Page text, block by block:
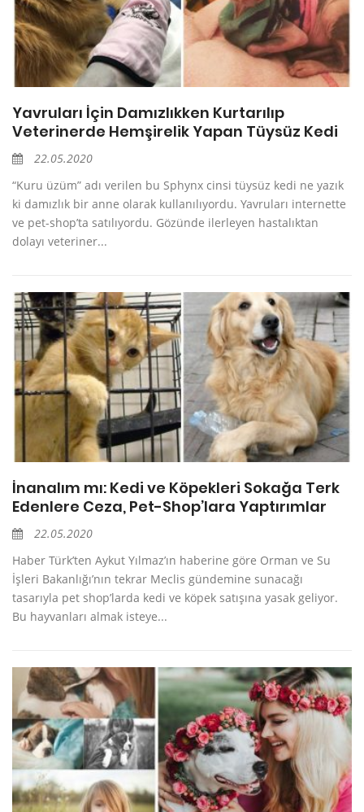
Yavruları İçin Damızlıkken Kurtarılıp
Veterinerde Hemşirelik Yapan Tüysüz Kedi
22.05.2020
“Kuru üzüm” adı verilen bu Sphynx cinsi tüysüz kedi ne yazık
ki damızlık bir anne olarak kullanılıyordu. Yavruları internette
ve pet-shop’ta satılıyordu. Gözünde ilerleyen hastalıktan
dolayı veteriner...
İnanalım mı: Kedi ve Köpekleri Sokağa Terk
Edenlere Ceza, Pet-Shop’lara Yaptırımlar
22.05.2020
Haber Türk’ten Aykut Yılmaz’ın haberine göre Orman ve Su
İşleri Bakanlığı’nın tekrar Meclis gündemine sunacağı
tasarıyla pet shop’larda kedi ve köpek satışına yasak geliyor.
Bu hayvanları almak isteye...